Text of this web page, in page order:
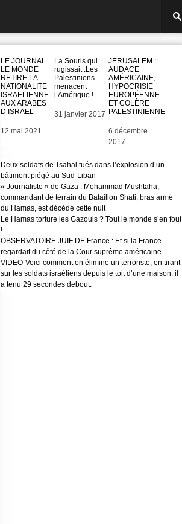
LE JOURNAL
LE MONDE
RETIRE LA
NATIONALITE
ISRAELIENNE
AUX ARABES
D’ISRAEL
Date
12 mai 2021
La Souris qui
rugissait :Les
Palestiniens
menacent
l’Amérique !
Date
31 janvier 2017
JÉRUSALEM :
AUDACE
AMÉRICAINE,
HYPOCRISIE
EUROPÉENNE
ET COLÈRE
PALESTINIENNE
Date
6 décembre
2017
Deux soldats de Tsahal tués dans l’explosion d’un
bâtiment piégé au Sud-Liban
« Journaliste » de Gaza : Mohammad Mushtaha,
commandant de terrain du Bataillon Shati, bras armé
du Hamas, est décédé cette nuit
Le Hamas torture les Gazouis ? Tout le monde s’en fout
!
OBSERVATOIRE JUIF DE France : Et si la France
regardait du côté de la Cour suprême américaine.
VIDEO-Voici comment on élimine un terroriste, en tirant
sur les soldats israéliens depuis le toit d’une maison, il
a tenu 29 secondes debout.